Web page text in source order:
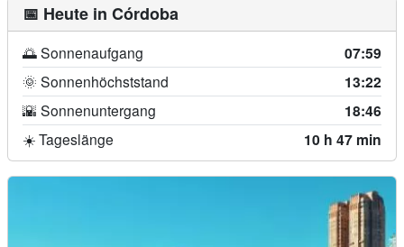
📅 Heute in Córdoba
🌅 Sonnenaufgang 07:59
🌞 Sonnenhöchststand 13:22
🌇 Sonnenuntergang 18:46
☀️ Tageslänge 10 h 47 min